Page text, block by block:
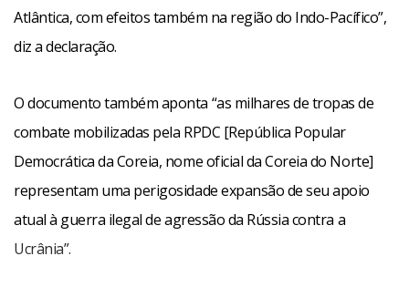
Atlântica, com efeitos também na região do Indo-Pacífico”,
diz a declaração.
O documento também aponta “as milhares de tropas de
combate mobilizadas pela RPDC [República Popular
Democrática da Coreia, nome oficial da Coreia do Norte]
representam uma perigosidade expansão de seu apoio
atual à guerra ilegal de agressão da Rússia contra a
Ucrânia”.